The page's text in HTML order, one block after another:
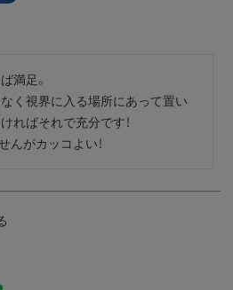
満足。
く視界に入る場所にあって置い
ればそれで充分です！